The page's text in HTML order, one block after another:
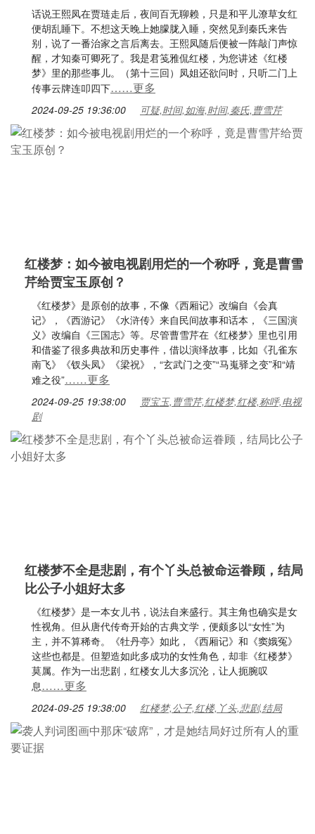
话说王熙凤在贾琏走后，夜间百无聊赖，只是和平儿潦草女红
便胡乱睡下。不想这天晚上她朦胧入睡，突然见到秦氏来告
别，说了一番治家之言后离去。王熙凤随后便被一阵敲门声惊
醒，才知秦可卿死了。我是君笺雅侃红楼，为您讲述《红楼
梦》里的那些事儿。（第十三回）凤姐还欲问时，只听二门上
传事云牌连叩四下……更多
2024-09-25 19:36:00 可疑,时间,如海,时间,秦氏,曹雪芹
红楼梦：如今被电视剧用烂的一个称呼，竟是曹雪
芹给贾宝玉原创？
《红楼梦》是原创的故事，不像《西厢记》改编自《会真
记》，《西游记》《水浒传》来自民间故事和话本，《三国演
义》改编自《三国志》等。尽管曹雪芹在《红楼梦》里也引用
和借鉴了很多典故和历史事件，借以演绎故事，比如《孔雀东
南飞》《钗头凤》《梁祝》，“玄武门之变”“马嵬驿之变”和“靖
难之役”……更多
2024-09-25 19:38:00
贾宝玉,曹雪芹,红楼梦,红楼,称呼,电视
剧
红楼梦不全是悲剧，有个丫头总被命运眷顾，结局
比公子小姐好太多
《红楼梦》是一本女儿书，说法自来盛行。其主角也确实是女
性视角。但从唐代传奇开始的古典文学，便颇多以“女性”为
主，并不算稀奇。《牡丹亭》如此，《西厢记》和《窦娥冤》
这些也都是。但塑造如此多成功的女性角色，却非《红楼梦》
莫属。作为一出悲剧，红楼女儿大多沉沦，让人扼腕叹
息……更多
2024-09-25 19:38:00 红楼梦,公子,红楼,丫头,悲剧,结局